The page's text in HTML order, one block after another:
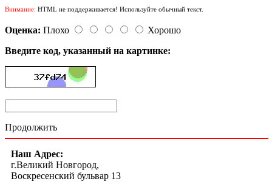
Внимание: HTML не поддерживается! Используйте обычный текст.
Оценка: Плохо
Хорошо
Введите код, указанный на картинке:
Продолжить
Наш Адрес:
г.Великий Новгород,
Воскресенский бульвар 13